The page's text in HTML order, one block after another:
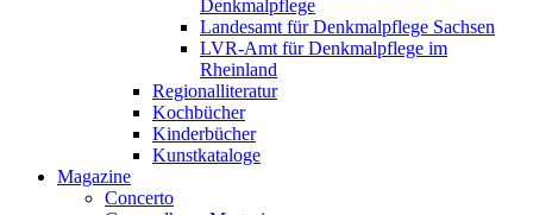
Denkmalpflege
Landesamt für Denkmalpflege Sachsen
LVR-Amt für Denkmalpflege im
Rheinland
Regionalliteratur
Kochbücher
Kinderbücher
Kunstkataloge
Magazine
Concerto